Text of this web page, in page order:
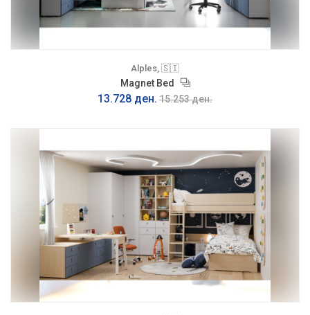
Alples, 🇸🇮
Magnet Bed
13.728 ден. 15.253 ден.